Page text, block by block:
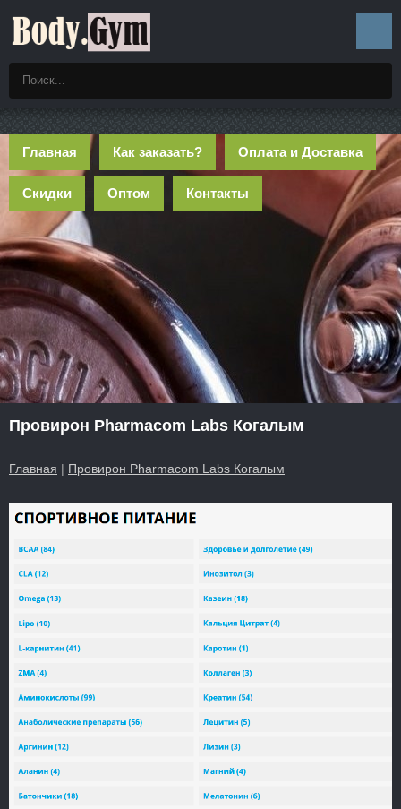
Главная Как заказать? Оплата и Доставка
Скидки Оптом Контакты
Провирон Pharmacom Labs Когалым
Главная | Провирон Pharmacom Labs Когалым